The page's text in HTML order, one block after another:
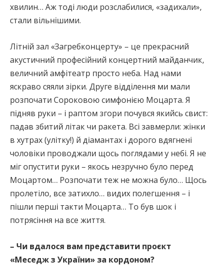
хвилин… Аж тоді люди розслабилися, «задихали»,
стали вільнішими.
Літній зал «Загребконцерту» – це прекрасний
акустичний професійний концертний майданчик,
величний амфітеатр просто неба. Над нами
яскраво сяяли зірки. Друге відділення ми мали
розпочати Сороковою симфонією Моцарта. Я
підняв руки – і раптом згори почувся якийсь свист:
падав збитий літак чи ракета. Всі завмерли: жінки
в хутрах (улітку!) й діамантах і дорого вдягнені
чоловіки проводжали щось поглядами у небі. Я не
міг опустити руки – якось незручно було перед
Моцартом… Розпочати теж не можна було… Щось
пролетіло, все затихло… видих полегшення – і
пішли перші такти Моцарта… То був шок і
потрясіння на все життя.
– Чи вдалося вам представити проєкт
«Меседж з України» за кордоном?